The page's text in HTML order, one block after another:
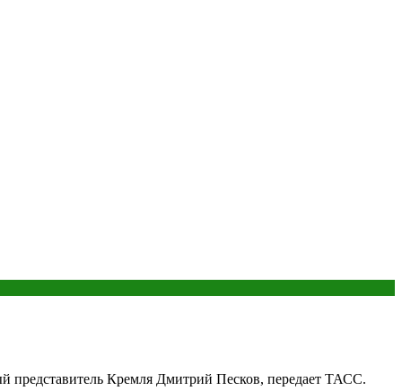
представитель Кремля Дмитрий Песков, передает ТАСС.